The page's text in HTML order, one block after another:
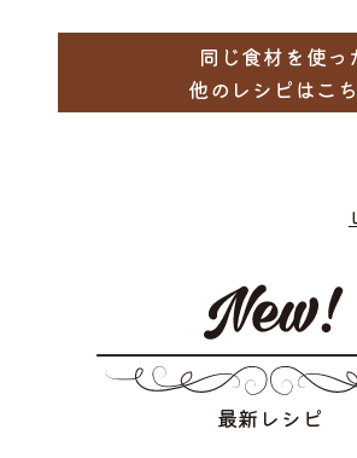
同じ食材を使っ
他のレシピはこ
最新レシピ